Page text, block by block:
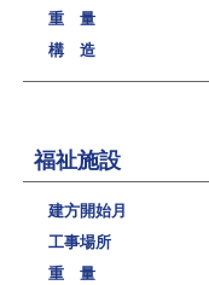
重 量
構 造
福祉施設
建方開始月
工事場所
重 量